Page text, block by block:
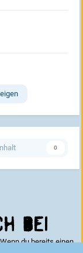
0
bei
du bereits einen